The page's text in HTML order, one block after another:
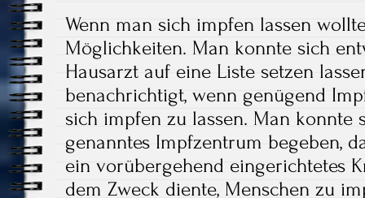
Wenn man sich impfen lassen
Möglichkeiten. Man konnte sich
Hausarzt auf eine Liste setzen
benachrichtigt, wenn genügend
sich impfen zu lassen. Man konnte
genanntes Impfzentrum begeben,
ein vorübergehend eingerichtetes
dem Zweck diente, Menschen zu